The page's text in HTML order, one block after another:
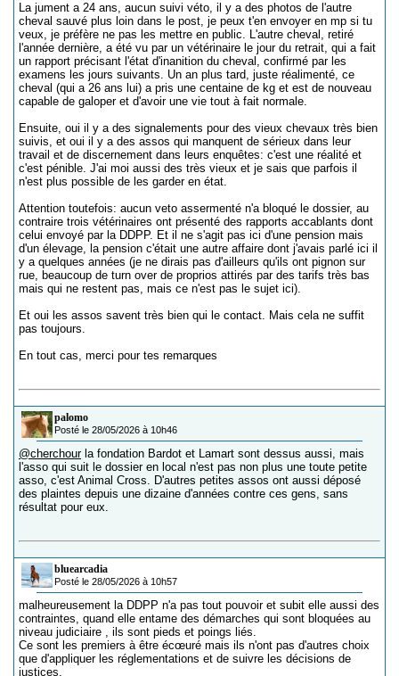
La jument a 24 ans, aucun suivi véto, il y a des photos de l'autre
cheval sauvé plus loin dans le post, je peux t'en envoyer en mp si tu
veux, je préfère ne pas les mettre en public. L'autre cheval, retiré
l'année dernière, a été vu par un vétérinaire le jour du retrait, qui a fait
un rapport précisant l'état d'inanition du cheval, confirmé par les
examens les jours suivants. Un an plus tard, juste réalimenté, ce
cheval (qui a 26 ans lui) a pris une centaine de kg et est de nouveau
capable de galoper et d'avoir une vie tout à fait normale.
Ensuite, oui il y a des signalements pour des vieux chevaux très bien
suivis, et oui il y a des assos qui manquent de sérieux dans leur
travail et de discernement dans leurs enquêtes: c'est une réalité et
c'est pénible. J'ai moi aussi des très vieux et je sais que parfois il
n'est plus possible de les garder en état.
Attention toutefois: aucun veto assermenté n'a bloqué le dossier, au
contraire trois vétérinaires ont présenté des rapports accablants dont
celui envoyé par la DDPP. Et il ne s'agit pas ici d'une pension mais
d'un élevage, la pension c'était une autre affaire dont j'avais parlé ici il
y a quelques années (je ne dirais pas d'ailleurs qu'ils ont pignon sur
rue, beaucoup de turn over de proprios attirés par des tarifs très bas
mais qui ne restent pas, mais ce n'est pas le sujet ici).
Et oui les assos savent très bien qui le contact. Mais cela ne suffit
pas toujours.
En tout cas, merci pour tes remarques
palomo
Posté le 28/05/2026 à 10h46
@cherchour la fondation Bardot et Lamart sont dessus aussi, mais
l'asso qui suit le dossier en local n'est pas non plus une toute petite
asso, c'est Animal Cross. D'autres petites assos ont aussi déposé
des plaintes depuis une dizaine d'années contre ces gens, sans
résultat pour eux.
bluearcadia
Posté le 28/05/2026 à 10h57
malheureusement la DDPP n'a pas tout pouvoir et subit elle aussi des
contraintes, quand elle entame des démarches qui sont bloquées au
niveau judiciaire , ils sont pieds et poings liés.
Ce sont les premiers à être écœuré mais ils n'ont pas d'autres choix
que d'appliquer les réglementations et de suivre les décisions de
justices.